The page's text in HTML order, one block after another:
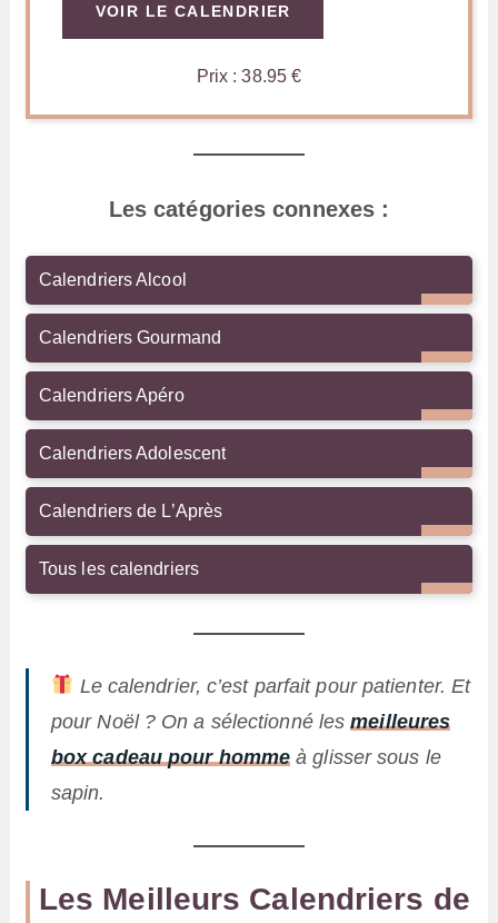
VOIR LE CALENDRIER
Prix : 38.95 €
Les catégories connexes :
Calendriers Alcool
Calendriers Gourmand
Calendriers Apéro
Calendriers Adolescent
Calendriers de L’Après
Tous les calendriers
Le calendrier, c’est parfait pour patienter. Et
pour Noël ? On a sélectionné lesmeilleures
box cadeau pour homme à glisser sous le
sapin.
Les Meilleurs Calendriers de